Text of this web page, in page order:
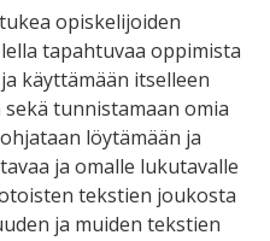
opiskelijoiden
tapahtuvaa oppimista
käyttämään itselleen
tunnistamaan omia
löytämään ja
ja omalle lukutavalle
tekstien joukosta
ja muiden tekstien